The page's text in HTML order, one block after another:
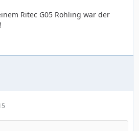
Ritec G05 Rohling war der